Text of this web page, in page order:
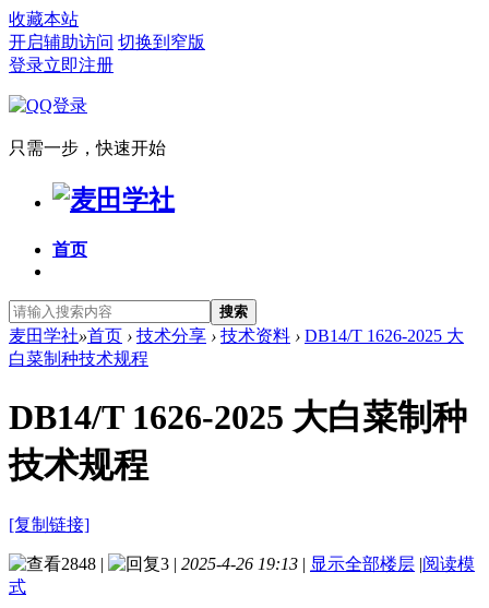
收藏本站
开启辅助访问 切换到窄版
登录立即注册
只需一步，快速开始
首页
搜索
麦田学社»首页 › 技术分享 › 技术资料 › DB14/T 1626-2025 大
白菜制种技术规程
DB14/T 1626-2025 大白菜制种
技术规程
[复制链接]
2848 | 3 | 2025-4-26 19:13 | 显示全部楼层 |阅读模
式